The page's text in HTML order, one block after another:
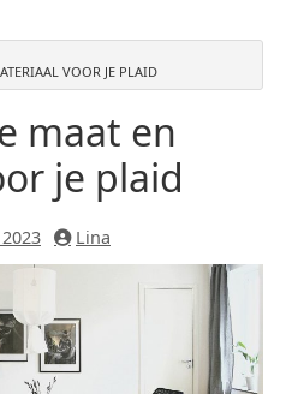
VOOR JE PLAID
maat en
je plaid
Lina